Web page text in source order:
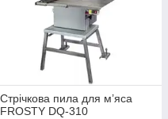
Стрічкова пила для м’яса
FROSTY DQ-310